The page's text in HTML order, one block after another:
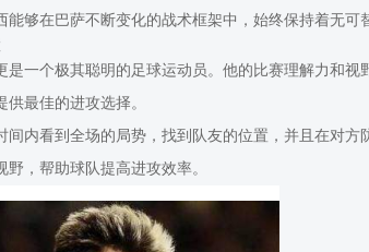
够在巴萨不断变化的战术框架中，始终保持着无可
一个极其聪明的足球运动员。他的比赛理解力和
最佳的进攻选择。
内看到全场的局势，找到队友的位置，并且在对
，帮助球队提高进攻效率。